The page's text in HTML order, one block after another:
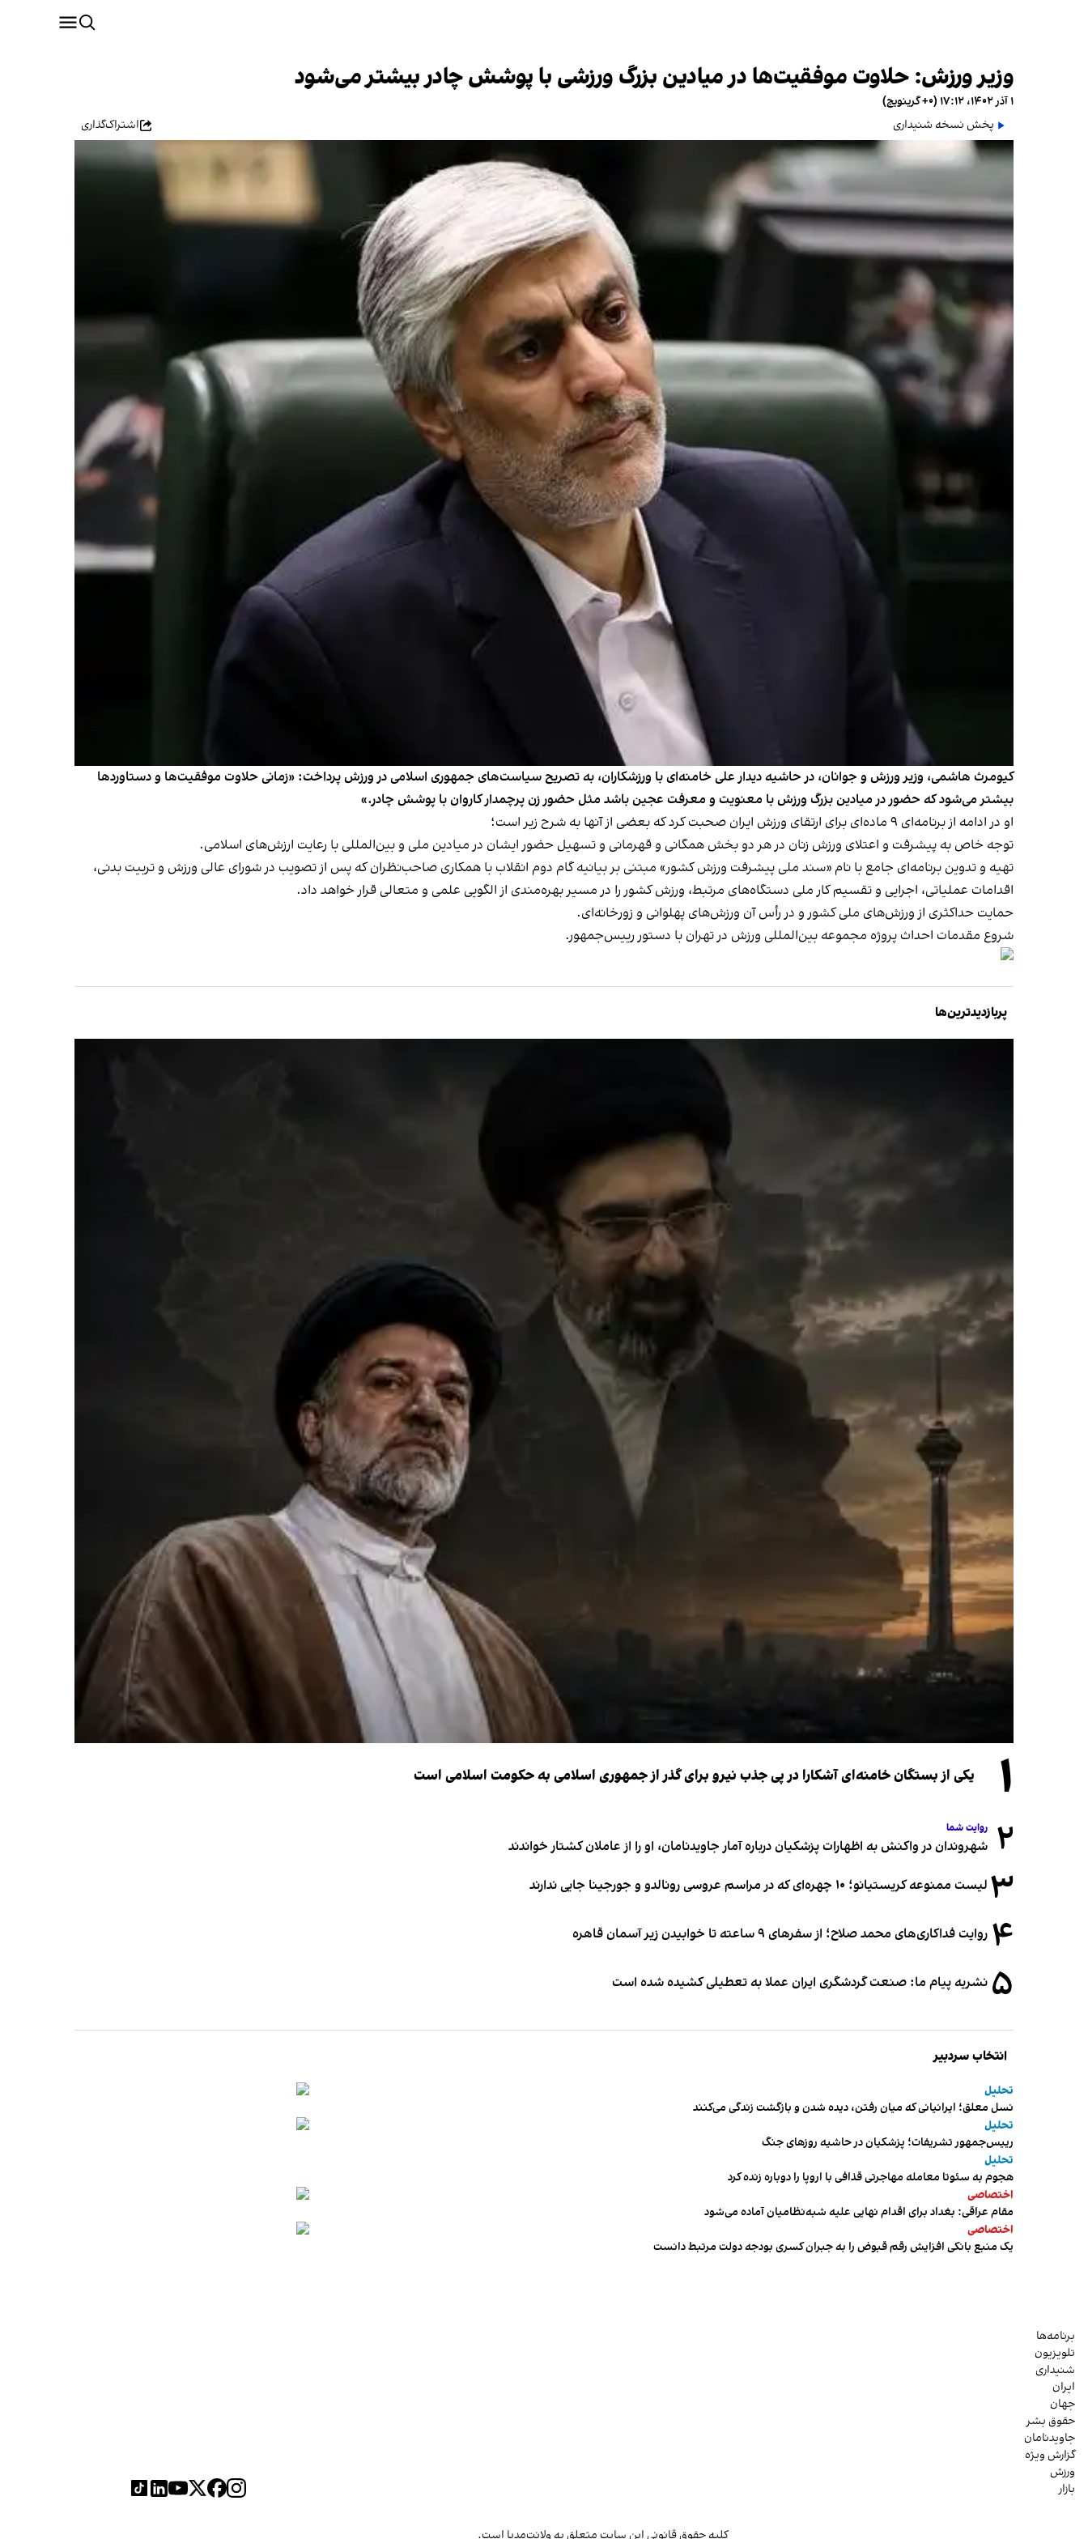
وزیر ورزش: حلاوت موفقیت‌ها در میادین بزرگ ورزشی با پوشش چادر بیشتر می‌شود
۱ آذر ۱۴۰۲، ۱۷:۱۲ (‎+۰ گرینویچ)
پخش نسخه شنیداری
اشتراک‌گذاری
کیومرث هاشمی، وزیر ورزش و جوانان، در حاشیه دیدار علی خامنه‌ای با ورزشکاران، به تصریح سیاست‌های جمهوری اسلامی در ورزش پرداخت: «زمانی حلاوت موفقیت‌ها و دستاوردها
بیشتر می‌شود که حضور در میادین بزرگ ورزش با معنویت و معرفت عجین باشد مثل حضور زن پرچمدار کاروان با پوشش چادر.»
او در ادامه از برنامه‌ای ۹ ماده‌ای برای ارتقای ورزش ایران صحبت کرد که بعضی از آنها به شرح زیر است؛
توجه خاص به پیشرفت و اعتلای ورزش زنان در هر دو بخش همگانی و قهرمانی و تسهیل حضور ایشان در میادین ملی و بین‌المللی با رعایت ارزش‌های اسلامی.
تهیه و تدوین برنامه‌ای جامع با نام «سند ملی پیشرفت ورزش کشور» مبتنی بر بیانیه گام دوم انقلاب با همکاری صاحب‌نظران که پس از تصویب در شورای عالی ورزش و تربیت بدنی،
اقدامات عملیاتی، اجرایی و تقسیم کار ملی دستگاه‌های مرتبط، ورزش کشور را در مسیر بهره‌مندی از الگویی علمی و متعالی قرار خواهد داد.
حمایت حداکثری از ورزش‌های ملی کشور و در رأس آن ورزش‌های پهلوانی و زورخانه‌ای.
شروع مقدمات احداث پروژه مجموعه بین‌المللی ورزش در تهران با دستور رییس‌جمهور.
پربازدیدترین‌ها
۱ یکی از بستگان خامنه‌ای آشکارا در پی جذب نیرو برای گذر از جمهوری اسلامی به حکومت اسلامی است
۲ روایت شما
شهروندان در واکنش به اظهارات پزشکیان درباره آمار جاویدنامان، او را از عاملان کشتار خواندند
۳ لیست ممنوعه کریستیانو؛ ۱۰ چهره‌ای که در مراسم عروسی رونالدو و جورجینا جایی ندارند
۴ روایت فداکاری‌های محمد صلاح؛ از سفرهای ۹ ساعته تا خوابیدن زیر آسمان قاهره
۵ نشریه پیام ما: صنعت گردشگری ایران عملا به تعطیلی کشیده شده است
انتخاب سردبیر
تحلیل
نسل معلق؛ ایرانیانی که میان رفتن، دیده شدن و بازگشت زندگی می‌کنند
تحلیل
رییس‌جمهور تشریفات؛ پزشکیان در حاشیه روزهای جنگ
تحلیل
هجوم به سئوتا معامله مهاجرتی قذافی با اروپا را دوباره زنده کرد
اختصاصی
مقام عراقی: بغداد برای اقدام نهایی علیه شبه‌نظامیان آماده می‌شود
اختصاصی
یک منبع بانکی افزایش رقم قبوض را به جبران کسری بودجه دولت مرتبط دانست
برنامه‌ها
تلویزیون
شنیداری
ایران
جهان
حقوق بشر
جاویدنامان
گزارش ویژه
ورزش
بازار